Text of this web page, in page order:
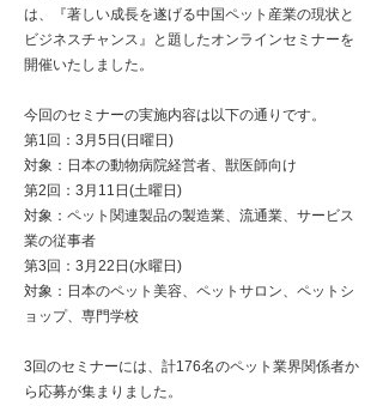
は、『著しい成長を遂げる中国ペット産業の現状と
ビジネスチャンス』と題したオンラインセミナーを
開催いたしました。
今回のセミナーの実施内容は以下の通りです。
第1回：3月5日(日曜日)
対象：日本の動物病院経営者、獣医師向け
第2回：3月11日(土曜日)
対象：ペット関連製品の製造業、流通業、サービス
業の従事者
第3回：3月22日(水曜日)
対象：日本のペット美容、ペットサロン、ペットシ
ョップ、専門学校
3回のセミナーには、計176名のペット業界関係者か
ら応募が集まりました。